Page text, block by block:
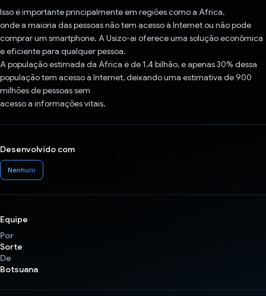
Isso é importante principalmente em regiões como a África,
onde a maioria das pessoas não tem acesso à Internet ou não pode
comprar um smartphone. A Usizo-ai oferece uma solução econômica
e eficiente para qualquer pessoa.
A população estimada da África é de 1,4 bilhão, e apenas 30% dessa
população tem acesso à Internet, deixando uma estimativa de 900
milhões de pessoas sem
acesso a informações vitais.
Desenvolvido com
Nenhum
Equipe
Por
Sorte
De
Botsuana